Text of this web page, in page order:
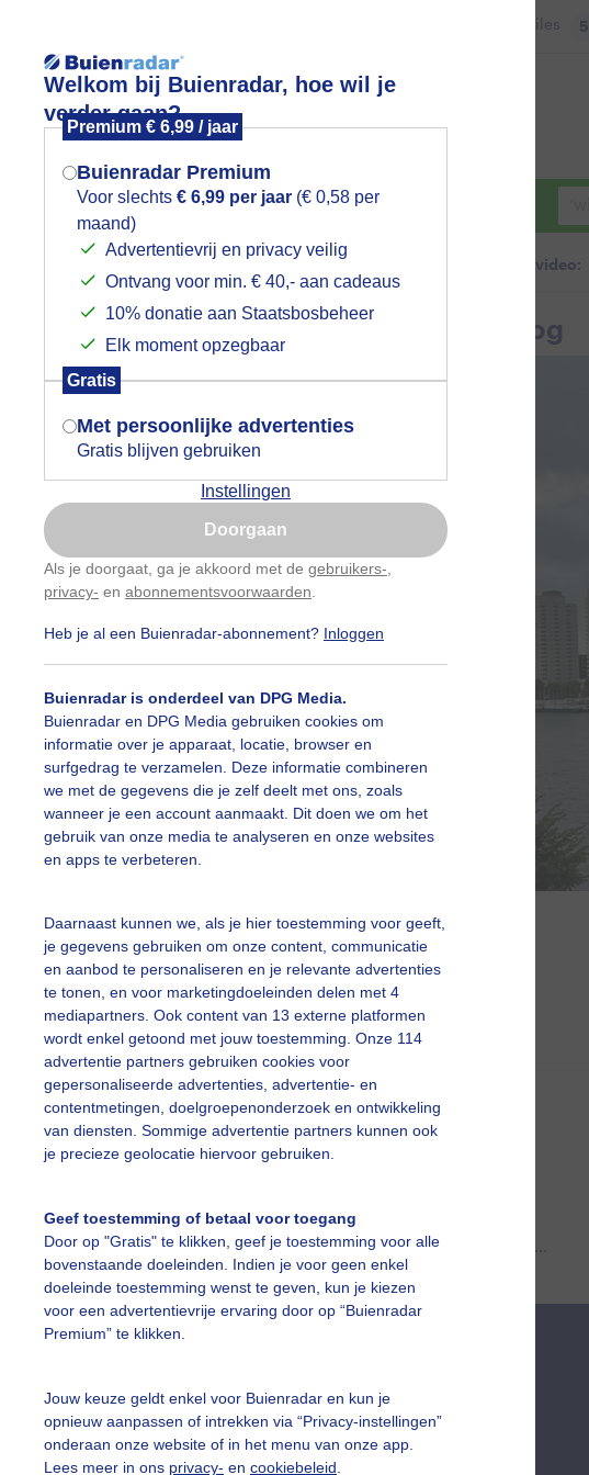
Welkom bij Buienradar, hoe wil je
verder gaan?
Premium € 6,99 / jaar
Buienradar Premium
Voor slechts € 6,99 per jaar (€ 0,58 per
maand)
Advertentievrij en privacy veilig
Ontvang voor min. € 40,- aan cadeaus
10% donatie aan Staatsbosbeheer
Elk moment opzegbaar
Gratis
Met persoonlijke advertenties
Gratis blijven gebruiken
Instellingen
Doorgaan
Als je doorgaat, ga je akkoord met de gebruikers-
privacy- en abonnementsvoorwaarden
Heb je al een Buienradar-abonnement? Inloggen
Buienradar is onderdeel van DPG Media.
Buienradar en DPG Media gebruiken cookies om
informatie over je apparaat, locatie, browser en
surfgedrag te verzamelen. Deze informatie combineren
we met de gegevens die je zelf deelt met ons, zoals
wanneer je een account aanmaakt. Dit doen we om het
gebruik van onze media te analyseren en onze websites
en apps te verbeteren.
Daarnaast kunnen we, als je hier toestemming voor geeft,
je gegevens gebruiken om onze content, communicatie
en aanbod te personaliseren en je relevante advertenties
te tonen, en voor marketingdoeleinden delen met 4
mediapartners. Ook content van 13 externe platformen
wordt enkel getoond met jouw toestemming. Onze 114
advertentie partners gebruiken cookies voor
gepersonaliseerde advertenties, advertentie- en
contentmetingen, doelgroepenonderzoek en ontwikkeling
van diensten. Sommige advertentie partners kunnen ook
je precieze geolocatie hiervoor gebruiken.
Geef toestemming of betaal voor toegang
Door op "Gratis" te klikken, geef je toestemming voor alle
bovenstaande doeleinden. Indien je voor geen enkel
doeleinde toestemming wenst te geven, kun je kiezen
voor een advertentievrije ervaring door op “Buienradar
Premium” te klikken.
Jouw keuze geldt enkel voor Buienradar en kun je
opnieuw aanpassen of intrekken via “Privacy-instellingen”
onderaan onze website of in het menu van onze app.
Lees meer in ons privacy- en cookiebeleid
Files 5
Foto en video Weerzine
Zoeken in foto & video:
is weer lichter aan het worden , en droog
riviercruiseschip is straatje aan het keren op de rivie4
Maddy Koster Gemaakt: 23-07-2025, 80x bekeken
Wolkenkrabbers Wolken
slideshow
Een moment geduld aub...
vragen
De Bilt
Mogen we je locatie gebruiken voor
het weer?
Indien je hier nog geen akkoord op hebt
gegeven, verschijnt er zo een pop-up uit
je browser waarin deze toestemming
gevraagd wordt.
Is goed, toon de popup
Nu niet, misschien later
Gebruik je Safari en wil je niet elke dag deze pop-up
Klikhierom dit aan te passen